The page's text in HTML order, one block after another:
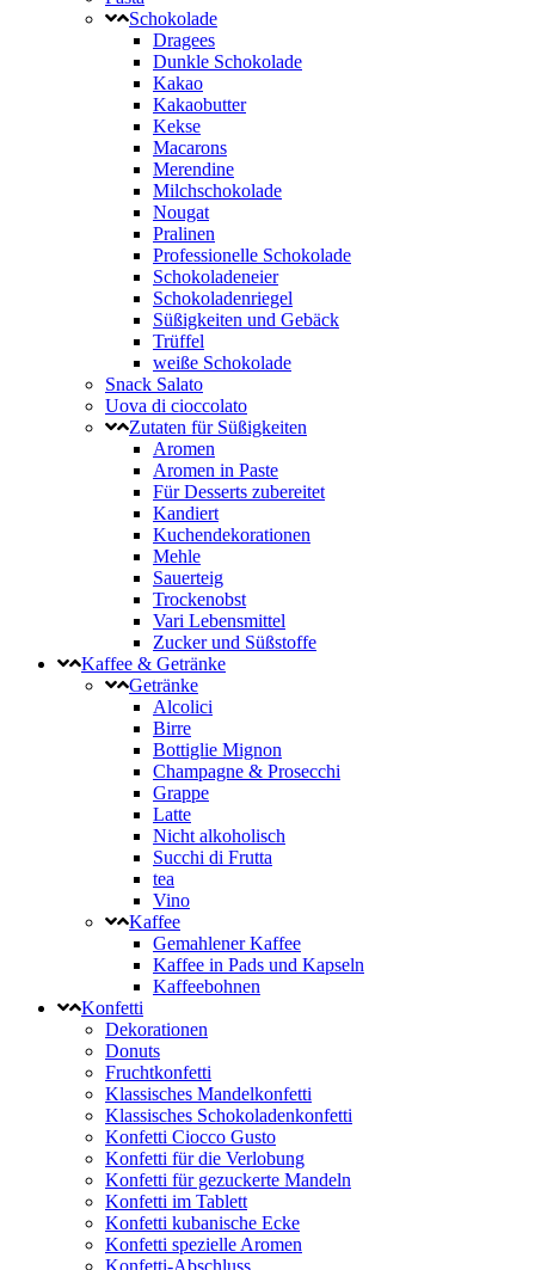
Schokolade
Dragees
Dunkle Schokolade
Kakao
Kakaobutter
Kekse
Macarons
Merendine
Milchschokolade
Nougat
Pralinen
Professionelle Schokolade
Schokoladeneier
Schokoladenriegel
Süßigkeiten und Gebäck
Trüffel
weiße Schokolade
Snack Salato
Uova di cioccolato
Zutaten für Süßigkeiten
Aromen
Aromen in Paste
Für Desserts zubereitet
Kandiert
Kuchendekorationen
Mehle
Sauerteig
Trockenobst
Vari Lebensmittel
Zucker und Süßstoffe
Kaffee & Getränke
Getränke
Alcolici
Birre
Bottiglie Mignon
Champagne & Prosecchi
Grappe
Latte
Nicht alkoholisch
Succhi di Frutta
tea
Vino
Kaffee
Gemahlener Kaffee
Kaffee in Pads und Kapseln
Kaffeebohnen
Konfetti
Dekorationen
Donuts
Fruchtkonfetti
Klassisches Mandelkonfetti
Klassisches Schokoladenkonfetti
Konfetti Ciocco Gusto
Konfetti für die Verlobung
Konfetti für gezuckerte Mandeln
Konfetti im Tablett
Konfetti kubanische Ecke
Konfetti spezielle Aromen
Konfetti-Abschluss